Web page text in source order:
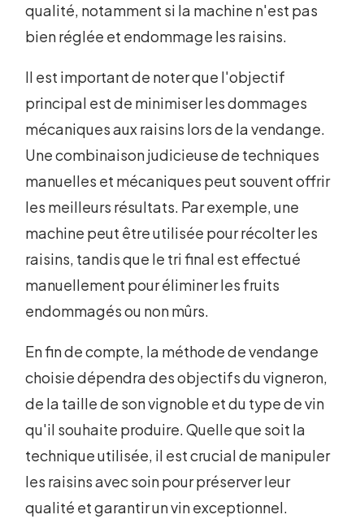
qualité, notamment si la machine n'est pas
bien réglée et endommage les raisins.
Il est important de noter que l'objectif
principal est de minimiser les dommages
mécaniques aux raisins lors de la vendange.
Une combinaison judicieuse de techniques
manuelles et mécaniques peut souvent offrir
les meilleurs résultats. Par exemple, une
machine peut être utilisée pour récolter les
raisins, tandis que le tri final est effectué
manuellement pour éliminer les fruits
endommagés ou non mûrs.
En fin de compte, la méthode de vendange
choisie dépendra des objectifs du vigneron,
de la taille de son vignoble et du type de vin
qu'il souhaite produire. Quelle que soit la
technique utilisée, il est crucial de manipuler
les raisins avec soin pour préserver leur
qualité et garantir un vin exceptionnel.